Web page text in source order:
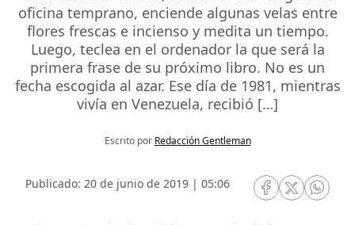
oficina temprano, enciende algunas velas entre
flores frescas e incienso y medita un tiempo.
Luego, teclea en el ordenador la que será la
primera frase de su próximo libro. No es un
fecha escogida al azar. Ese día de 1981, mientras
vivía en Venezuela, recibió […]
Escrito por Redacción Gentleman
Publicado: 20 de junio de 2019 | 05:06
RRSS Facebook
RRSSRRSS